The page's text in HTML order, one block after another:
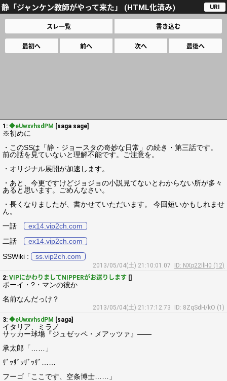
静「ジャンケン教師がやって来た」 (HTML化済み) URI
スレ一覧 書き込む
最初へ 前へ 次へ 最後へ
1: ◆eUwxvhsdPM [saga sage]
※初めに
・このSSは「静・ジョースタの奇妙な日常」の続き・第三話です。
前の話を見ていないと理解不能です。ご注意を。
・オリジナル展開が加速します。
・あと、今更ですけどジョジョの小説見てないとわからない所が多々
あると思います。ごめんなさい。
・長くなりましたが、書かせていただいます。 今回短いかもしれませ
ん。
一話
ex14.vip2ch.com
二話
ex14.vip2ch.com
SSWiki :
ss.vip2ch.com
2013/05/04(土) 21:10:01.07
ID: NXp22IlH0 (12)
2: VIPにかわりましてNIPPERがお送りします []
ボーイ・?・マンの彼か
名前なんだっけ？
2013/05/04(土) 21:17:12.73
ID: 8ZqSdH/kO (1)
3: ◆eUwxvhsdPM [saga]
イタリア、ミラノ
サッカー球場『ジュゼッペ・メアッツァ』――
承太郎「……」
ｻﾞｯｻﾞｯｻﾞｯｻﾞ……
フーゴ「ここです、空条博士……」